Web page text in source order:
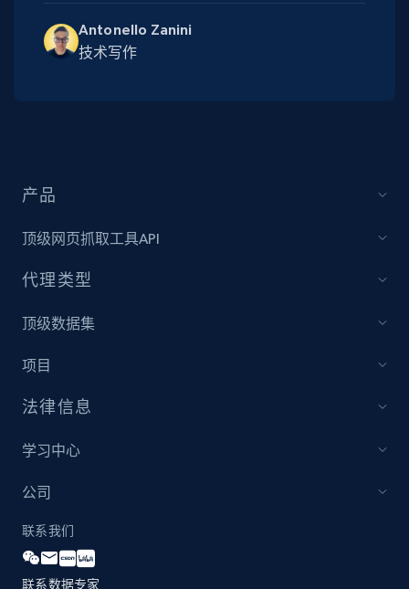
Antonello Zanini
技术写作
产品
顶级网页抓取工具API
代理类型
顶级数据集
项目
法律信息
学习中心
公司
联系我们
联系数据专家